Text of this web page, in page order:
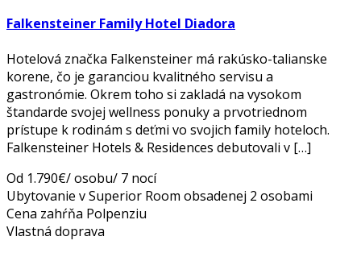
Falkensteiner Family Hotel Diadora
Hotelová značka Falkensteiner má rakúsko-talianske
korene, čo je garanciou kvalitného servisu a
gastronómie. Okrem toho si zakladá na vysokom
štandarde svojej wellness ponuky a prvotriednom
prístupe k rodinám s deťmi vo svojich family hoteloch.
Falkensteiner Hotels & Residences debutovali v […]
Od 1.790€/ osobu/ 7 nocí
Ubytovanie v Superior Room obsadenej 2 osobami
Cena zahŕňa Polpenziu
Vlastná doprava